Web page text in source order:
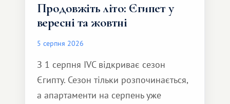
Продовжіть літо: Єгипет у
вересні та жовтні
5 серпня 2026
З 1 серпня IVC відкриває сезон
Єгипту. Сезон тільки розпочинається,
а апартаменти на серпень уже